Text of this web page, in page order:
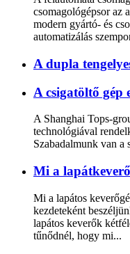
csomagológépsor az
modern gyártó- és
automatizálás
A dupla
A csigatöltő gép
A Shanghai Tops-
technológiával
Szabadalmunk van a
Mi a
Mi a lapátos
kezdeteként
lapátos keverők
tűnődnél, hogy mi...